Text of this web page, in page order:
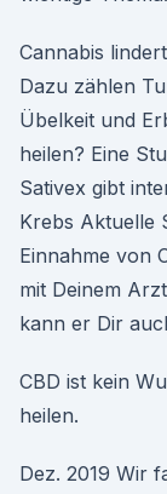
Cannabis
Dazu zählen
Übelkeit und
heilen? Eine
Sativex gibt
Krebs Aktuelle
Einnahme von
mit Deinem
kann er Dir
CBD ist kein
heilen.
Dez. 2019 Wir